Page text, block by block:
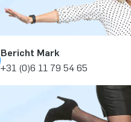
Bericht Mark
+31 (0)6 11 79 54 65